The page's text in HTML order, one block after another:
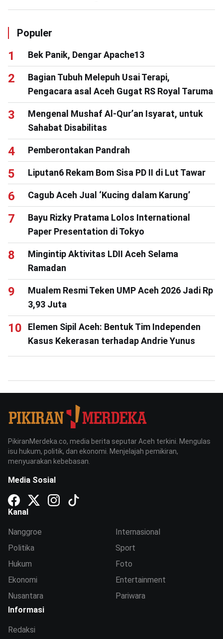
Populer
Bek Panik, Dengar Apache13
Bagian Tubuh Melepuh Usai Terapi,
Pengacara asal Aceh Gugat RS Royal Taruma
Mengenal Mushaf Al-Qur’an Isyarat, untuk
Sahabat Disabilitas
Pemberontakan Pandrah
Liputan6 Rekam Bom Sisa PD II di Lut Tawar
Cagub Aceh Jual ‘Kucing dalam Karung’
Bayu Rizky Pratama Lolos International
Paper Presentation di Tokyo
Mingintip Aktivitas LDII Aceh Selama
Ramadan
Mualem Resmi Teken UMP Aceh 2026 Jadi Rp
3,93 Juta
Elemen Sipil Aceh: Bentuk Tim Independen
Kasus Kekerasan terhadap Andrie Yunus
PikiranMerdeka.co, media berita seputar Aceh terkini. Mengulas
isu hukum, politik, dan ekonomi. Menjelajah pemikiran,
menyuarakan kebebasan.
Media Sosial
Kanal
Nanggroe
Politika
Hukum
Ekonomi
Nusantara
Internasional
Sport
Foto
Entertainment
Pariwara
Informasi
Redaksi